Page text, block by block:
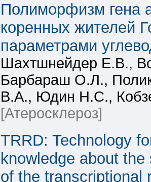
Полиморфизм гена
коренных жителей
параметрами
Шахтшнейдер Е.В.,
Барбараш О.Л.,
В.А., Юдин Н.С.,
[Атеросклероз]
TRRD: Technology
knowledge about
of the transcriptional